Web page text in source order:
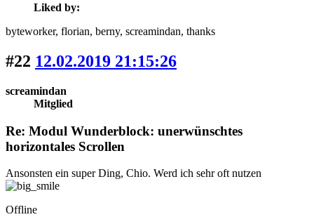
Liked by:
byteworker, florian, berny, screamindan, thanks
#22 12.02.2019 21:15:26
screamindan
Mitglied
Re: Modul Wunderblock: unerwünschtes
horizontales Scrollen
Ansonsten ein super Ding, Chio. Werd ich sehr oft nutzen
Offline